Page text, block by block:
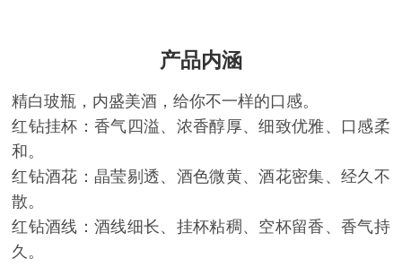
产品内涵
精白玻瓶，内盛美酒，给你不一样的口感。
红钻挂杯：香气四溢、浓香醇厚、细致优雅、口感柔
和。
红钻酒花：晶莹剔透、酒色微黄、酒花密集、经久不
散。
红钻酒线：酒线细长、挂杯粘稠、空杯留香、香气持
久。